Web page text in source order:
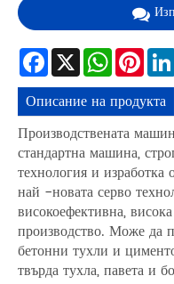
Facebook
X
Описание на продукта
Производствената
стандартна машина,
технология и
най -новата серво
високоефективна,
производство. Може да
бетонни тухли и
твърда тухла, павета и